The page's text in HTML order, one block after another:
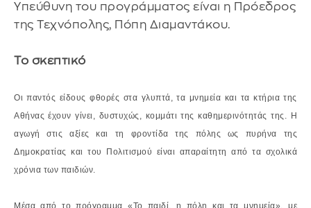
Υπεύθυνη του προγράμματος είναι η Πρόεδρος
της Τεχνόπολης, Πόπη Διαμαντάκου.
Το σκεπτικό
Οι παντός είδους φθορές στα γλυπτά, τα μνημεία και τα κτήρια της
Αθήνας έχουν γίνει, δυστυχώς, κομμάτι της καθημερινότητάς της. Η
αγωγή στις αξίες και τη φροντίδα της πόλης ως πυρήνα της
Δημοκρατίας και του Πολιτισμού είναι απαραίτητη από τα σχολικά
χρόνια των παιδιών.
Μέσα από το πρόγραμμα «Το παιδί, η πόλη και τα μνημεία», με